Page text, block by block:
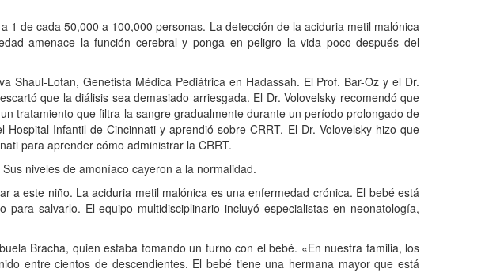
de cada 50,000 a 100,000 personas. La detección de la aciduria metil malónica
amenace la función cerebral y ponga en peligro la vida poco después del
Shaul-Lotan, Genetista Médica Pediátrica en Hadassah. El Prof. Bar-Oz y el Dr.
que la diálisis sea demasiado arriesgada. El Dr. Volovelsky recomendó que
tratamiento que filtra la sangre gradualmente durante un período prolongado de
Infantil de Cincinnati y aprendió sobre CRRT. El Dr. Volovelsky hizo que
para aprender cómo administrar la CRRT.
niveles de amoníaco cayeron a la normalidad.
a este niño. La aciduria metil malónica es una enfermedad crónica. El bebé está
salvarlo. El equipo multidisciplinario incluyó especialistas en neonatología,
Bracha, quien estaba tomando un turno con el bebé. «En nuestra familia, los
entre cientos de descendientes. El bebé tiene una hermana mayor que está